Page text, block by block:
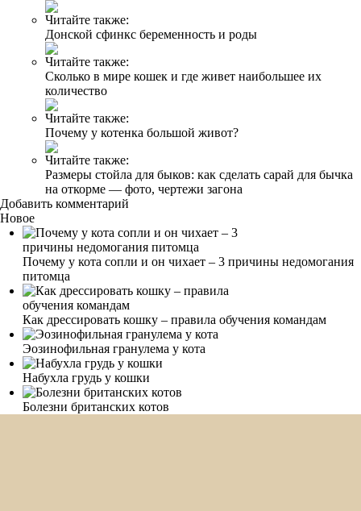
Читайте также:
Донской сфинкс беременность и роды
Читайте также:
Сколько в мире кошек и где живет наибольшее их
количество
Читайте также:
Почему у котенка большой живот?
Читайте также:
Размеры стойла для быков: как сделать сарай для бычка
на откорме — фото, чертежи загона
Добавить комментарий
Новое
Почему у кота сопли и он чихает – 3 причины недомогания
питомца
Как дрессировать кошку – правила обучения командам
Эозинофильная гранулема у кота
Набухла грудь у кошки
Болезни британских котов